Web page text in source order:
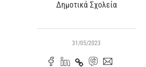
Δημοτικά Σχολεία
31/05/2023